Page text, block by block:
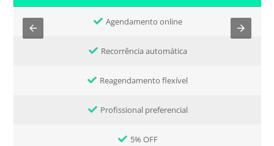
Agendamento online
Recorrência automática
Reagendamento flexível
Profissional preferencial
5% OFF